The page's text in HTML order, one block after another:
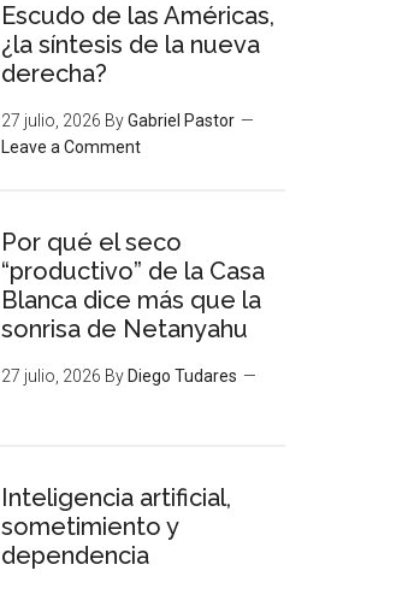
Escudo de las Américas,
¿la síntesis de la nueva
derecha?
27 julio, 2026 ByGabriel Pastor
Leave a Comment
Por qué el seco
“productivo” de la Casa
Blanca dice más que la
sonrisa de Netanyahu
27 julio, 2026 By Diego Tudares
Inteligencia artificial,
sometimiento y
dependencia